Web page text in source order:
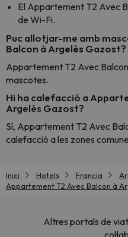
El Appartement T2 Avec
de Wi-Fi.
Puc allotjar-me amb
Balcon à Argelès Gazost?
Appartement T2 Avec
mascotes.
Hi ha calefacció a
Argelès Gazost?
Sí, Appartement T2 Avec
calefacció a les zones
Inici Hotels Francia
Appartement T2 Avec Balcon à
Altres portals de